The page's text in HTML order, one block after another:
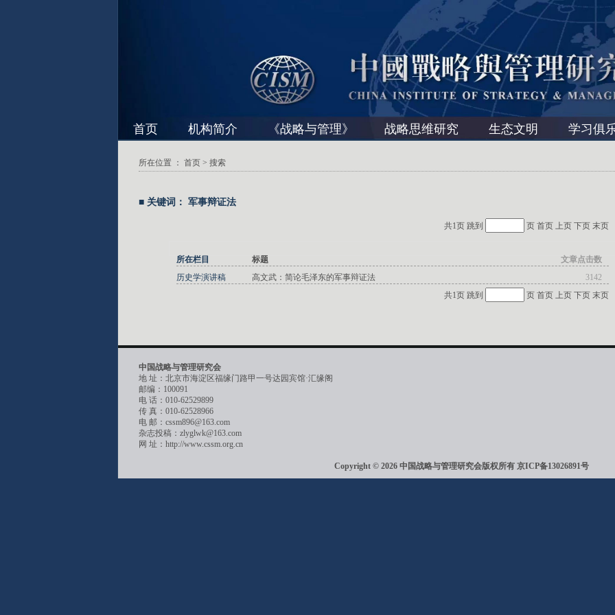
首页 机构简介 《战略与管理》 战略思维研究 生态文明 学习俱
所在位置 ： 首页 > 搜索
■ 关键词： 军事辩证法
共1页 跳到 页 首页 上页 下页 末页
所在栏目 标题
文章点击数
历史学演讲稿
高文武：简论毛泽东的军事辩证法
3142
共1页 跳到
页 首页 上页 下页 末页
中国战略与管理研究会
地 址：北京市海淀区福缘门路甲一号达园宾馆·汇缘阁
邮编：100091
电 话：010-62529899
传 真：010-62528966
电 邮：cssm896@163.com
杂志投稿：zlyglwk@163.com
网 址：http://www.cssm.org.cn
Copyright © 2026 中国战略与管理研究会版权所有 京ICP备13026891号